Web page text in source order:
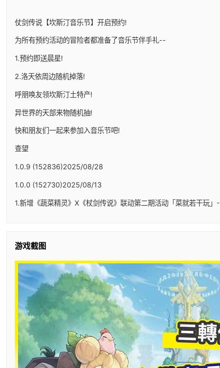
仗剑传说【坎斯汀音乐节】开启预约!
为所有预约活动的冒险者都准备了音乐节伴手礼--
1.预约即送晨星!
2.洛天依周边随机掉落!
呼朋唤友领坎斯汀土特产!
异世界的天部来物随机抽!
快和朋友们一起来参加入音乐节吧!
查望
1.0.9 (152836)2025/08/28
1.0.0 (152730)2025/08/13
1.新增《蔬菜精灵》X《杖剑传说》联动第二期活动「菜就若干玩
游戏截图